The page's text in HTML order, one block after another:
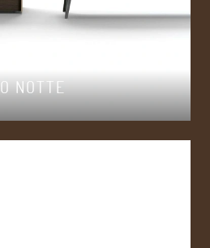
NOTTE